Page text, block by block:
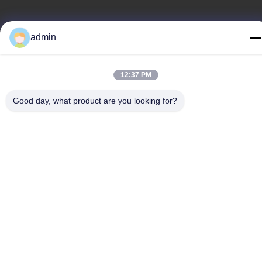
저희와 연락
Guangdong Dapeng Amusement
Technology Co., Ltd.
admin
12:37 PM
Good day, what product are you looking for?